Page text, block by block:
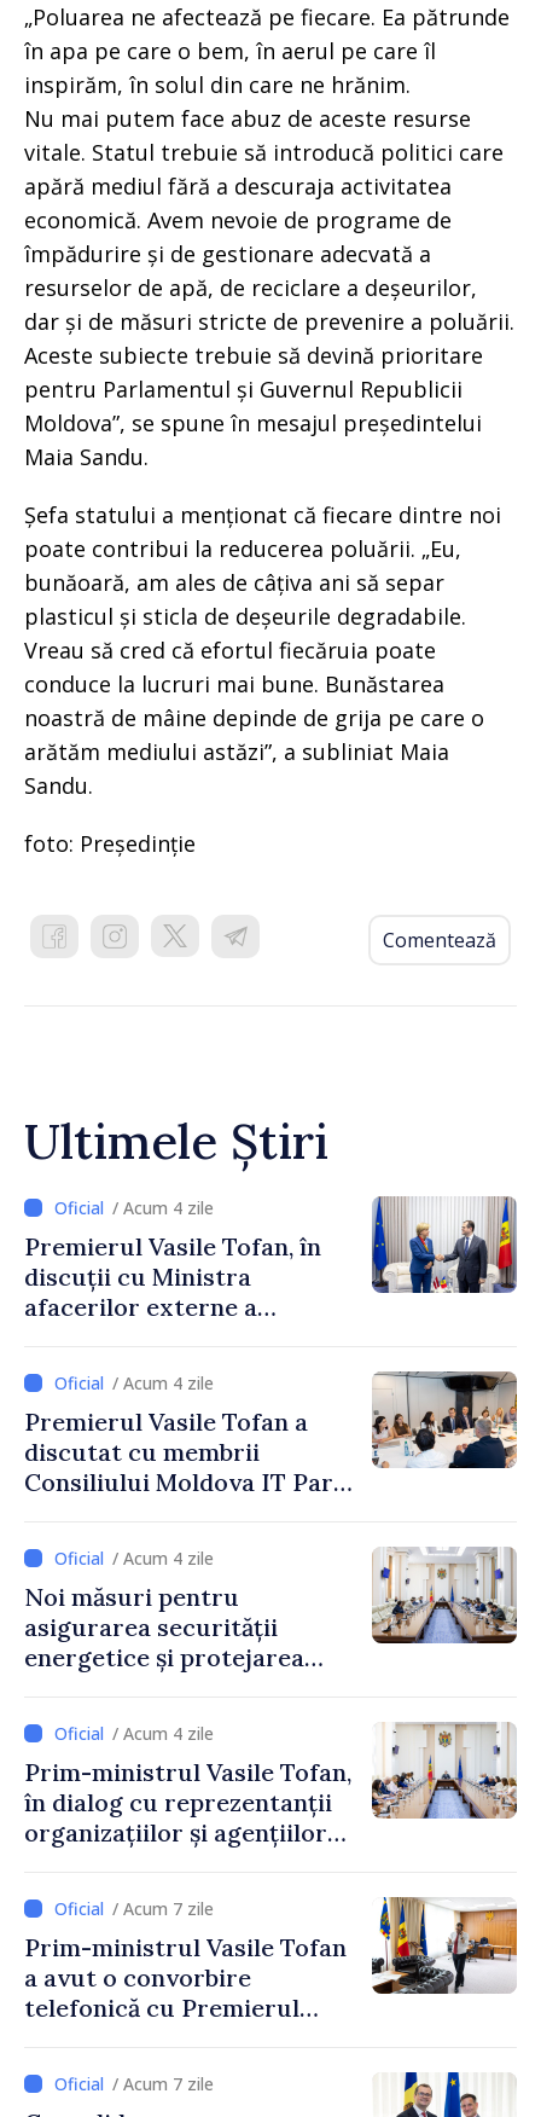
„Poluarea ne afectează pe fiecare. Ea pătrunde
în apa pe care o bem, în aerul pe care îl
inspirăm, în solul din care ne hrănim.
Nu mai putem face abuz de aceste resurse
vitale. Statul trebuie să introducă politici care
apără mediul fără a descuraja activitatea
economică. Avem nevoie de programe de
împădurire și de gestionare adecvată a
resurselor de apă, de reciclare a deșeurilor,
dar și de măsuri stricte de prevenire a poluării.
Aceste subiecte trebuie să devină prioritare
pentru Parlamentul și Guvernul Republicii
Moldova”, se spune în mesajul președintelui
Maia Sandu.
Șefa statului a menționat că fiecare dintre noi
poate contribui la reducerea poluării. „Eu,
bunăoară, am ales de câțiva ani să separ
plasticul și sticla de deșeurile degradabile.
Vreau să cred că efortul fiecăruia poate
conduce la lucruri mai bune. Bunăstarea
noastră de mâine depinde de grija pe care o
arătăm mediului astăzi”, a subliniat Maia
Sandu.
foto: Președinție
Comentează
Ultimele Știri
/ Acum 4 zile
Premierul Vasile Tofan, în
discuții cu Ministra
afacerilor externe a
/ Acum 4 zile
Premierul Vasile Tofan a
discutat cu membrii
Consiliului Moldova IT Park:
industriei IT”
/ Acum 4 zile
Noi măsuri pentru
asigurarea securității
energetice și protejarea
de CNMC
/ Acum 4 zile
Prim-ministrul Vasile Tofan,
în dialog cu reprezentanții
organizațiilor și agențiilor
Moldova
/ Acum 7 zile
Prim-ministrul Vasile Tofan
a avut o convorbire
telefonică cu Premierul
/ Acum 7 zile